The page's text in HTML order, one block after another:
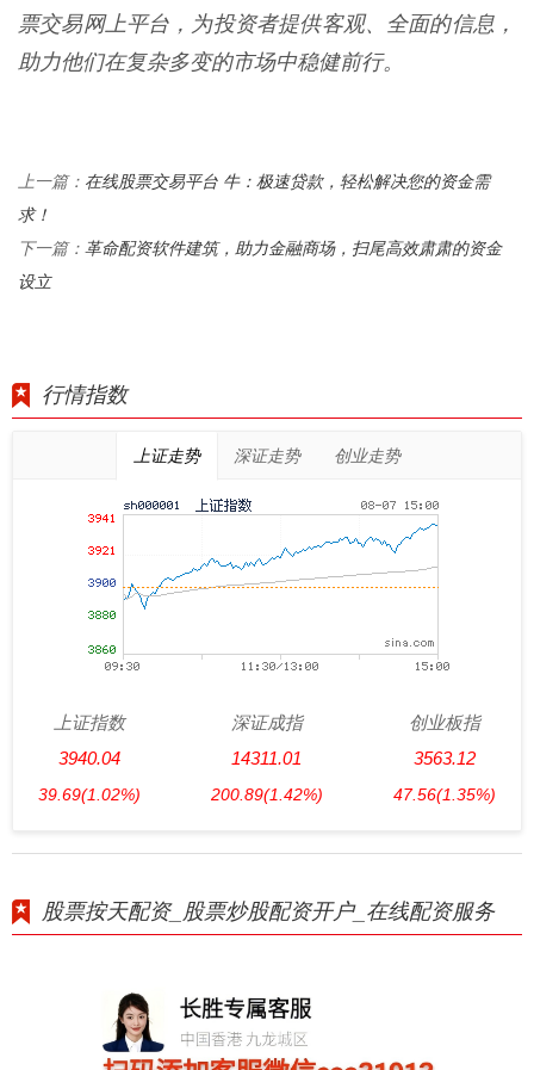
票交易网上平台，为投资者提供客观、全面的信息，
助力他们在复杂多变的市场中稳健前行。
上一篇： 在线股票交易平台 牛：极速贷款，轻松解决您的资金需
求！
下一篇： 革命配资软件建筑，助力金融商场，扫尾高效肃肃的资金
设立
行情指数
上证走势 深证走势 创业走势
上证指数
3940.04
39.69(1.02%)
深证成指
14311.01
200.89(1.42%)
创业板指
3563.12
47.56(1.35%)
股票按天配资_股票炒股配资开户_在线配资服务